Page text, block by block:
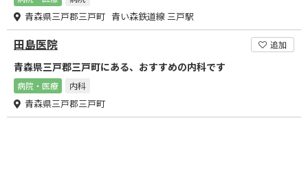
青森県三戸郡三戸町 青い森鉄道線 三戸駅
田島医院 追加
青森県三戸郡三戸町にある、おすすめの内科です
病院・医療 内科
青森県三戸郡三戸町